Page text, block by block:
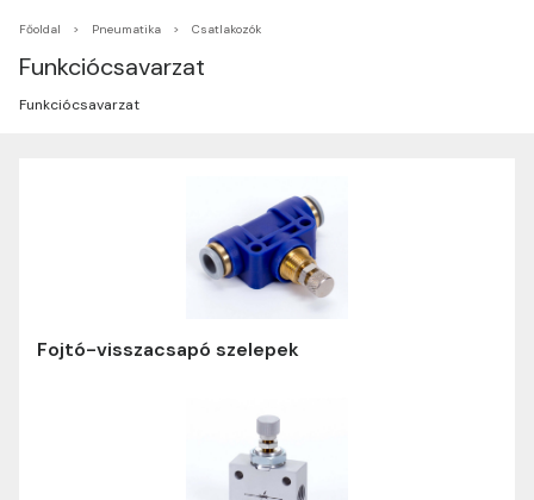
Főoldal Pneumatika Csatlakozók
Funkciócsavarzat
Funkciócsavarzat
Fojtó-visszacsapó szelepek